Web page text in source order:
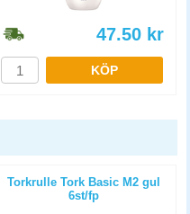
47.50 kr
KÖP
Torkrulle Tork Basic M2 gul
6st/fp